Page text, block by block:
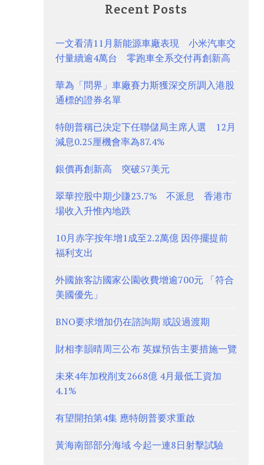
Recent Posts
一文看清11月新能源車廠表現 小米汽車交
付量續逾4萬台 零跑車全系交付再創新高
華為「問界」車廠賽力斯獲深交所調入港股
通標的證券名單
特朗普稱已決定下任聯儲局主席人選 12月
減息0.25厘機會率為87.4%
銀價再創新高 突破57美元
翠華控股中期少賺23.7% 不派息 香港市
場收入升惟內地跌
10月赤字按年增1成至2.2萬億 因停擺提前
福利支出
外國旅客訪國家公園收費增逾700元 「符合
美國優先」
BNO要求增加仍在諮詢期 或設過渡期
財相李韻晴周三公布 英媒預告主要措施一覽
未來4年加稅削支2668億 4月最低工資加
4.1%
有望開拍第4集 應特朗普要求重啟
黃海南部部分海域 今起一連8日射擊試驗